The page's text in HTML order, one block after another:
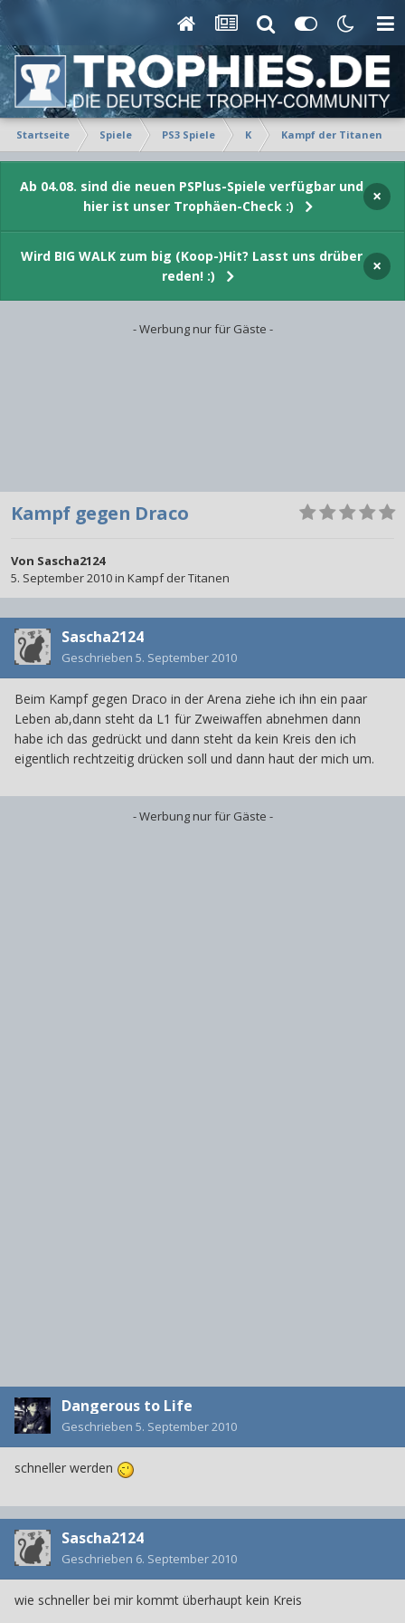
Startseite Spiele PS3 Spiele K Kampf der Titanen
Ab 04.08. sind die neuen PSPlus-Spiele verfügbar und
hier ist unser Trophäen-Check :)
×
Wird BIG WALK zum big (Koop-)Hit? Lasst uns drüber
reden! :)
×
- Werbung nur für Gäste -
Kampf gegen Draco
Von Sascha2124
5. September 2010in Kampf der Titanen
Sascha2124
Geschrieben 5. September 2010
Beim Kampf gegen Draco in der Arena ziehe ich ihn ein paar
Leben ab,dann steht da L1 für Zweiwaffen abnehmen dann
habe ich das gedrückt und dann steht da kein Kreis den ich
eigentlich rechtzeitig drücken soll und dann haut der mich um.
- Werbung nur für Gäste -
Dangerous to Life
Geschrieben 5. September 2010
schneller werden
Sascha2124
Geschrieben 6. September 2010
wie schneller bei mir kommt überhaupt kein Kreis